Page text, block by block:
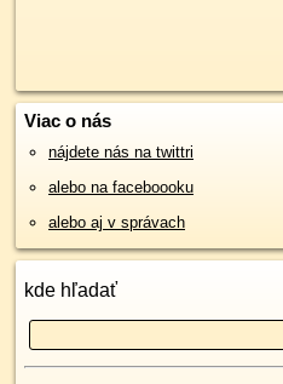
Viac o nás
nájdete nás na twittri
alebo na faceboooku
alebo aj v správach
kde hľadať